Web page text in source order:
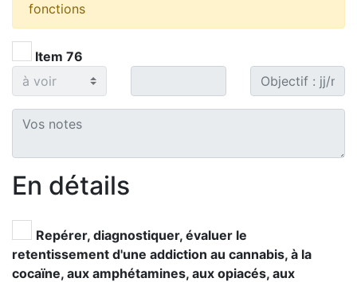
fonctions
Item 76
En détails
Repérer, diagnostiquer, évaluer le
retentissement d'une addiction au cannabis, à la
cocaïne, aux amphétamines, aux opiacés, aux